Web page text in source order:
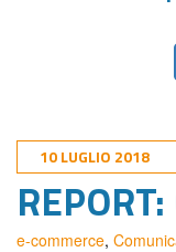
10 LUGLIO 2018
e-commerce,